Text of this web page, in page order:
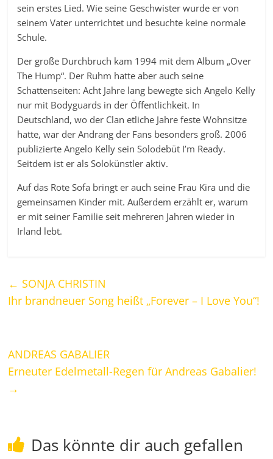
sein erstes Lied. Wie seine Geschwister wurde er von
seinem Vater unterrichtet und besuchte keine normale
Schule.
Der große Durchbruch kam 1994 mit dem Album „Over
The Hump“. Der Ruhm hatte aber auch seine
Schattenseiten: Acht Jahre lang bewegte sich Angelo Kelly
nur mit Bodyguards in der Öffentlichkeit. In
Deutschland, wo der Clan etliche Jahre feste Wohnsitze
hatte, war der Andrang der Fans besonders groß. 2006
publizierte Angelo Kelly sein Solodebüt I’m Ready.
Seitdem ist er als Solokünstler aktiv.
Auf das Rote Sofa bringt er auch seine Frau Kira und die
gemeinsamen Kinder mit. Außerdem erzählt er, warum
er mit seiner Familie seit mehreren Jahren wieder in
Irland lebt.
← SONJA CHRISTIN
Ihr brandneuer Song heißt „Forever – I Love You“!
ANDREAS GABALIER
Erneuter Edelmetall-Regen für Andreas Gabalier!
→
Das könnte dir auch gefallen